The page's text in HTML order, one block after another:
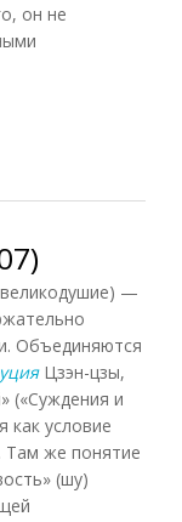
он не
—
Объединяются
Цзэн-цзы,
(«Суждения и
как условие
Там же понятие
(шу)